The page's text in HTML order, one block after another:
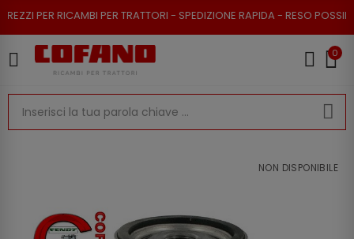
PER RICAMBI PER TRATTORI - SPEDIZIONE RAPIDA - RESO POSSIBILE
0
NON DISPONIBILE